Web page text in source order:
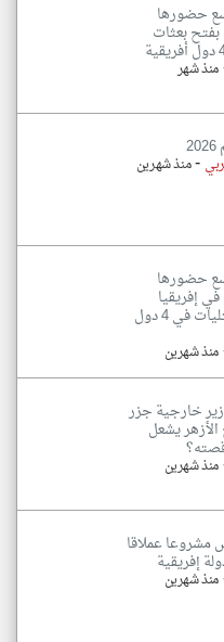
حضورها
بفتح بعثات
منذ شهر
-منذ شهرين
حضورها
إفريقيا
بافتتاح ممثليات في 4 دول
منذ شهرين
خارجية جزر
يشعل
منذ شهرين
عملاقا
إفريقية
منذ شهرين